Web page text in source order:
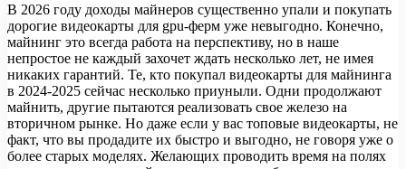
В 2026 году доходы майнеров существенно упали и покупать
дорогие видеокарты для gpu-ферм уже невыгодно. Конечно,
майнинг это всегда работа на перспективу, но в наше
непростое не каждый захочет ждать несколько лет, не имея
никаких гарантий. Те, кто покупал видеокарты для майнинга
в 2024-2025 сейчас несколько приуныли. Одни продолжают
майнить, другие пытаются реализовать свое железо на
вторичном рынке. Но даже если у вас топовые видеокарты, не
факт, что вы продадите их быстро и выгодно, не говоря уже о
более старых моделях. Желающих проводить время на полях